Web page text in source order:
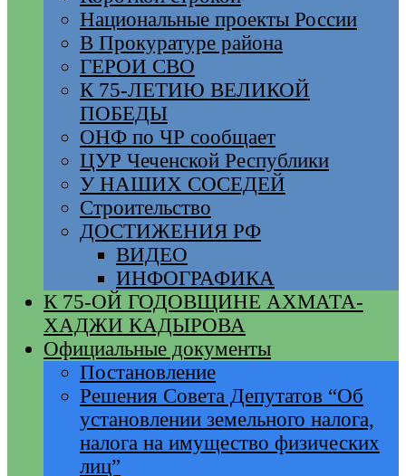
Национальные проекты России
В Прокуратуре района
ГЕРОИ СВО
К 75-ЛЕТИЮ ВЕЛИКОЙ
ПОБЕДЫ
ОНФ по ЧР сообщает
ЦУР Чеченской Республики
У НАШИХ СОСЕДЕЙ
Строительство
ДОСТИЖЕНИЯ РФ
ВИДЕО
ИНФОГРАФИКА
К 75-ОЙ ГОДОВЩИНЕ АХМАТА-
ХАДЖИ КАДЫРОВА
Официальные документы
Постановление
Решения Совета Депутатов “Об
установлении земельного налога,
налога на имущество физических
лиц”